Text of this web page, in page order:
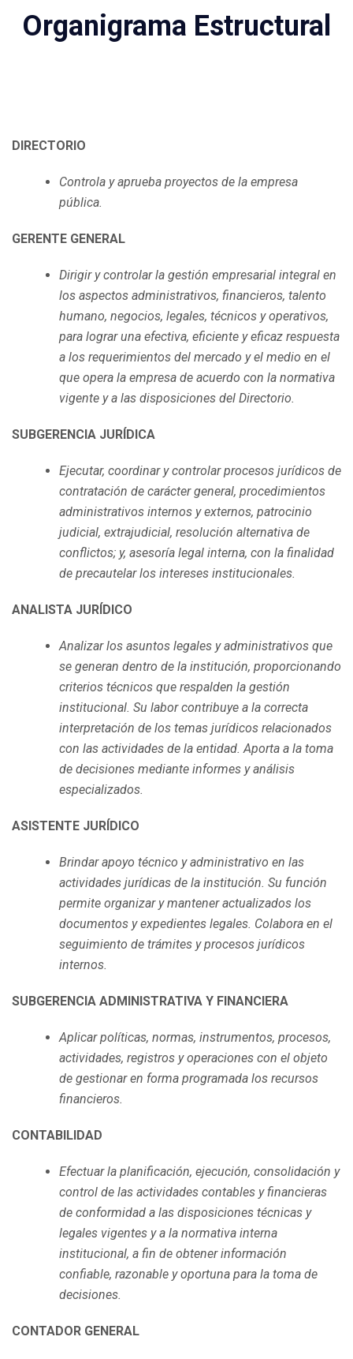
Organigrama Estructural
DIRECTORIO
Controla y aprueba proyectos de la empresa
pública.
GERENTE GENERAL
Dirigir y controlar la gestión empresarial integral en
los aspectos administrativos, financieros, talento
humano, negocios, legales, técnicos y operativos,
para lograr una efectiva, eficiente y eficaz respuesta
a los requerimientos del mercado y el medio en el
que opera la empresa de acuerdo con la normativa
vigente y a las disposiciones del Directorio.
SUBGERENCIA JURÍDICA
Ejecutar, coordinar y controlar procesos jurídicos de
contratación de carácter general, procedimientos
administrativos internos y externos, patrocinio
judicial, extrajudicial, resolución alternativa de
conflictos; y, asesoría legal interna, con la finalidad
de precautelar los intereses institucionales.
ANALISTA JURÍDICO
Analizar los asuntos legales y administrativos que
se generan dentro de la institución, proporcionando
criterios técnicos que respalden la gestión
institucional. Su labor contribuye a la correcta
interpretación de los temas jurídicos relacionados
con las actividades de la entidad. Aporta a la toma
de decisiones mediante informes y análisis
especializados.
ASISTENTE JURÍDICO
Brindar apoyo técnico y administrativo en las
actividades jurídicas de la institución. Su función
permite organizar y mantener actualizados los
documentos y expedientes legales. Colabora en el
seguimiento de trámites y procesos jurídicos
internos.
SUBGERENCIA ADMINISTRATIVA Y FINANCIERA
Aplicar políticas, normas, instrumentos, procesos,
actividades, registros y operaciones con el objeto
de gestionar en forma programada los recursos
financieros.
CONTABILIDAD
Efectuar la planificación, ejecución, consolidación y
control de las actividades contables y financieras
de conformidad a las disposiciones técnicas y
legales vigentes y a la normativa interna
institucional, a fin de obtener información
confiable, razonable y oportuna para la toma de
decisiones.
CONTADOR GENERAL